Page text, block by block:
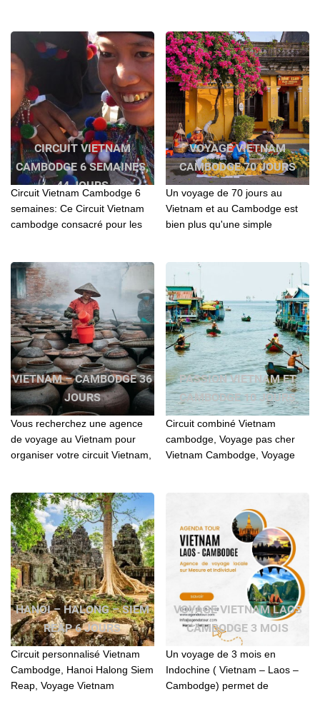
et Cambodge
Chau Doc – Long Xuyen
CIRCUIT VIETNAM
CAMBODGE 6 SEMAINES,
44 JOURS
Circuit Vietnam Cambodge 6
semaines: Ce Circuit Vietnam
cambodge consacré pour les
approfondie des pays....
VOYAGE VIETNAM
CAMBODGE 70 JOURS
Un voyage de 70 jours au
Vietnam et au Cambodge est
bien plus qu'une simple
vibrantes et des traditions
ancestrales
VIETNAM – CAMBODGE 36
JOURS
Vous recherchez une agence
de voyage au Vietnam pour
organiser votre circuit Vietnam,
pour vos séjours
PASSION VIETNAM ET
CAMBODGE 10 JOURS
Circuit combiné Vietnam
cambodge, Voyage pas cher
Vietnam Cambodge, Voyage
HANOI – HALONG – SIEM
REAP 6 JOURS
Circuit personnalisé Vietnam
Cambodge, Hanoi Halong Siem
Reap, Voyage Vietnam
VOYAGE VIETNAM LAOS
CAMBODGE 3 MOIS
Un voyage de 3 mois en
Indochine ( Vietnam – Laos –
Cambodge) permet de